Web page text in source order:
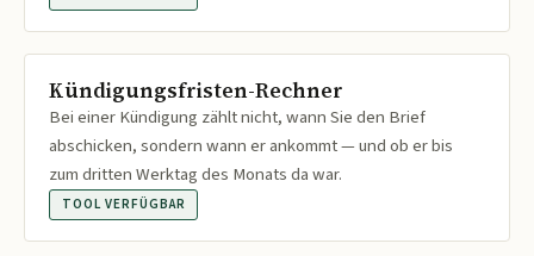
Kündigungsfristen-Rechner
Bei einer Kündigung zählt nicht, wann Sie den Brief
abschicken, sondern wann er ankommt — und ob er bis
zum dritten Werktag des Monats da war.
TOOL VERFÜGBAR